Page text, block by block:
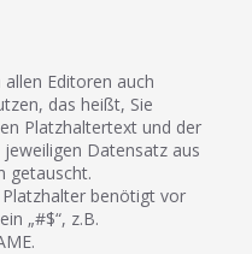
allen Editoren auch
das heißt, Sie
Platzhaltertext und der
Datensatz aus
getauscht.
Platzhalter benötigt vor
„#$“, z.B.